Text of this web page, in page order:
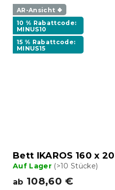
AR-Ansicht ❖
10 % Rabattcode:
MINUS10
15 % Rabattcode:
MINUS15
Bett IKAROS 160 x
Auf Lager (>10 Stücke)
ab 108,60 €